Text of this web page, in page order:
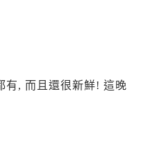
有, 而且還很新鮮! 這晚